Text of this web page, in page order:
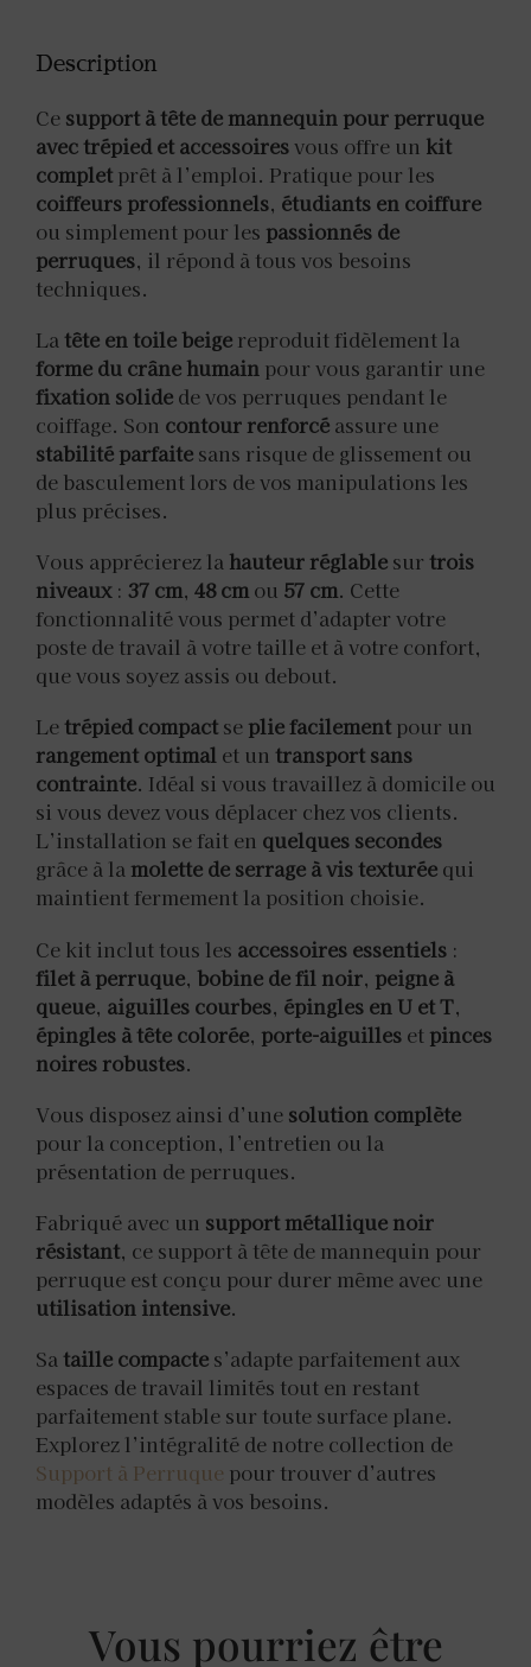
Description
Ce support à tête de mannequin pour perruque
avec trépied et accessoiresvous offre un kit
complet prêt à l’emploi. Pratique pour les
coiffeurs professionnels, étudiants en coiffure
ou simplement pour les passionnés de
perruques, il répond à tous vos besoins
techniques.
Latête en toile beige reproduit fidèlement la
forme du crâne humain pour vous garantir une
fixation solide de vos perruques pendant le
coiffage. Son contour renforcé assure une
stabilité parfaite sans risque de glissement ou
de basculement lors de vos manipulations les
plus précises.
Vous apprécierez la hauteur réglable sur trois
niveaux: 37 cm, 48 cm ou 57 cm. Cette
fonctionnalité vous permet d’adapter votre
poste de travail à votre taille et à votre confort,
que vous soyez assis ou debout.
Letrépied compact se plie facilement pour un
rangement optimal et un transport sans
contrainte. Idéal si vous travaillez à domicile ou
si vous devez vous déplacer chez vos clients.
L’installation se fait en quelques secondes
grâce à la molette de serrage à vis texturée qui
maintient fermement la position choisie.
Ce kit inclut tous les accessoires essentiels :
filet à perruque, bobine de fil noir, peigne à
queue, aiguilles courbes, épingles en U et T,
épingles à tête colorée, porte-aiguilles et pinces
noires robustes.
Vous disposez ainsi d’une solution complète
pour la conception, l’entretien ou la
présentation de perruques.
Fabriqué avec un support métallique noir
résistant, ce support à tête de mannequin pour
perruque est conçu pour durer même avec une
utilisation intensive.
Sataille compacte s’adapte parfaitement aux
espaces de travail limités tout en restant
parfaitement stable sur toute surface plane.
Explorez l’intégralité de notre collection de
Support à Perruque pour trouver d’autres
modèles adaptés à vos besoins.
Vous pourriez être